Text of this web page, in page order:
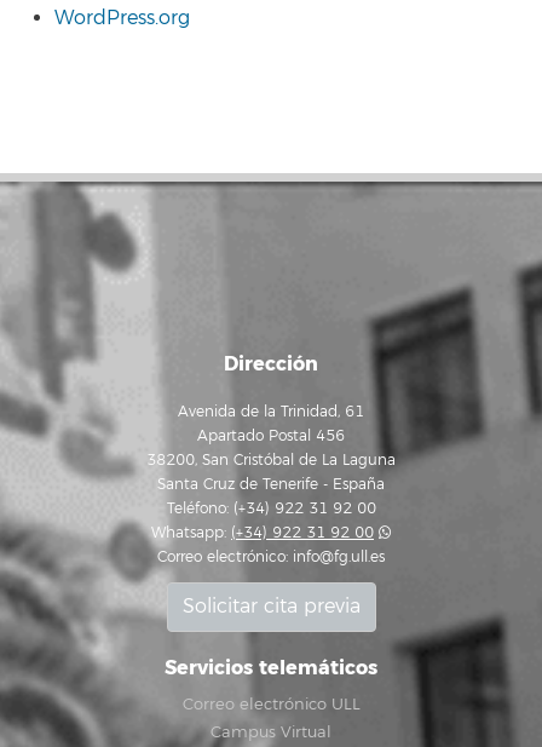
WordPress.org
Dirección
Avenida de la Trinidad, 61
Apartado Postal 456
38200, San Cristóbal de La Laguna
Santa Cruz de Tenerife - España
Teléfono: (+34) 922 31 92 00
Whatsapp: (+34) 922 31 92 00
Correo electrónico: info@fg.ull.es
Solicitar cita previa
Servicios telemáticos
Correo electrónico ULL
Campus Virtual